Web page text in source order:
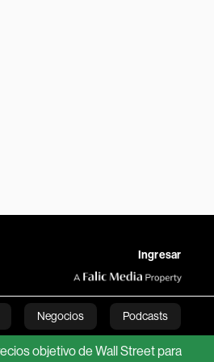
Ingresar
Negocios Podcasts
de Wall Street para las